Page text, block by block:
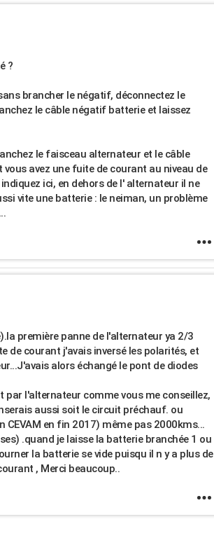
?
brancher le négatif, déconnectez le
le câble négatif batterie et laissez
le faisceau alternateur et le câble
avez une fuite de courant au niveau de
ici, en dehors de l' alternateur il ne
vite une batterie : le neiman, un problème
première panne de l'alternateur ya 2/3
de courant j'avais inversé les polarités, et
alors échangé le pont de diodes
par l'alternateur comme vous me conseillez,
aussi soit le circuit préchauf. ou
en fin 2017) même pas 2000kms...
.quand je laisse la batterie branchée 1 ou
la batterie se vide puisqu il n y a plus de
, Merci beaucoup..